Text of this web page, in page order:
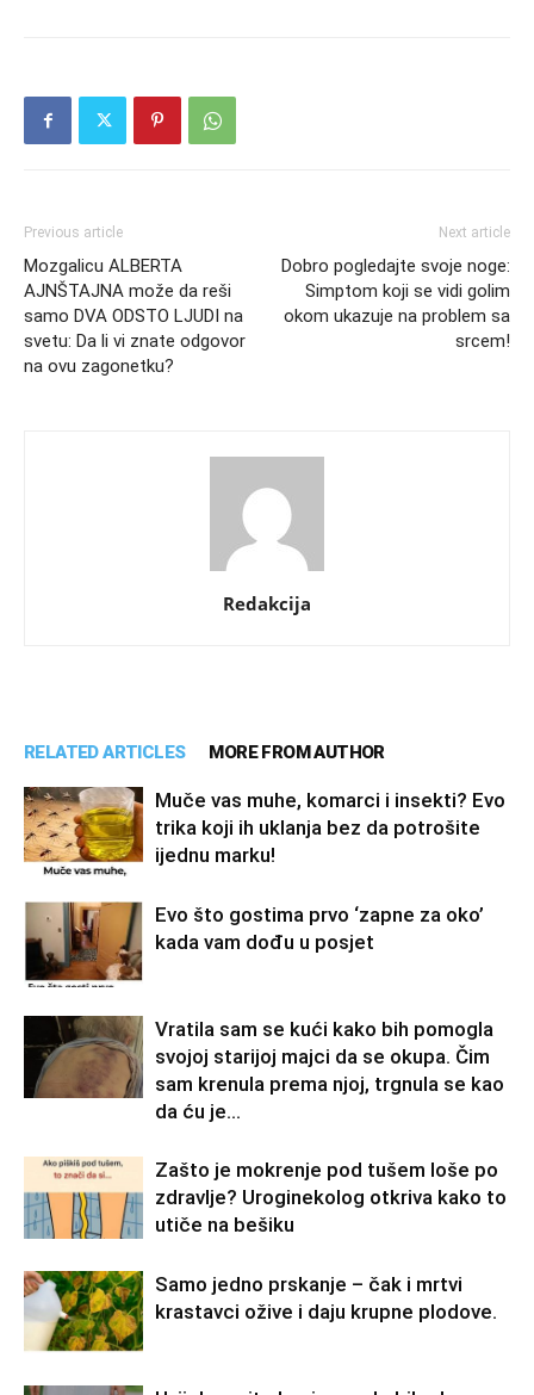
Previous article
Mozgalicu ALBERTA
AJNŠTAJNA može da reši
samo DVA ODSTO LJUDI na
svetu: Da li vi znate odgovor
na ovu zagonetku?
Next article
Dobro pogledajte svoje noge:
Simptom koji se vidi golim
okom ukazuje na problem sa
srcem!
Redakcija
RELATED ARTICLES MORE FROM AUTHOR
Muče vas muhe, komarci i insekti? Evo
trika koji ih uklanja bez da potrošite
ijednu marku!
Evo što gostima prvo ‘zapne za oko’
kada vam dođu u posjet
Vratila sam se kući kako bih pomogla
svojoj starijoj majci da se okupa. Čim
sam krenula prema njoj, trgnula se kao
da ću je...
Zašto je mokrenje pod tušem loše po
zdravlje? Uroginekolog otkriva kako to
utiče na bešiku
Samo jedno prskanje – čak i mrtvi
krastavci ožive i daju krupne plodove.